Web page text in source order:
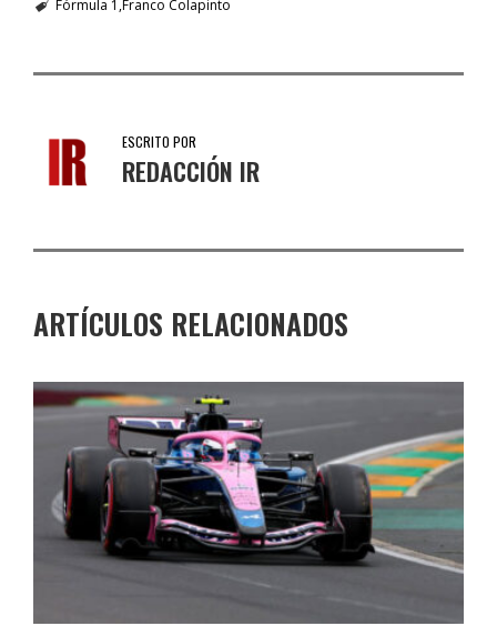
Fórmula 1 Franco Colapinto
ESCRITO POR
REDACCIÓN IR
ARTÍCULOS RELACIONADOS